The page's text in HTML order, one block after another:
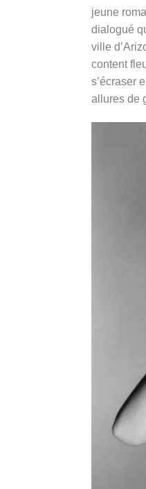
jeune
dialogué
ville
content
s’écraser
allures de